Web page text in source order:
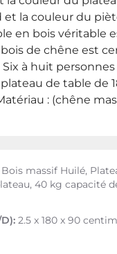
et la couleur du
en bois véritable
de chêne est
Six à huit
de table de
: (chêne
massif Huilé,
40 kg capacité
2.5 x 180 x 90